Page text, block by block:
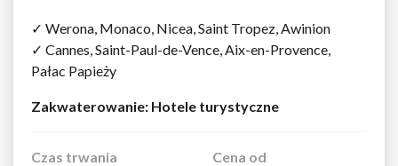
✓ Werona, Monaco, Nicea, Saint Tropez, Awinion
✓ Cannes, Saint-Paul-de-Vence, Aix-en-Provence,
Pałac Papieży
Zakwaterowanie: Hotele turystyczne
Czas trwania
Cena od